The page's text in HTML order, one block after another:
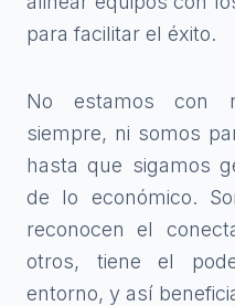
para facilitar el éxito.
No estamos con
siempre, ni somos
hasta que sigamos
de lo económico.
reconocen el
otros, tiene el
entorno, y así